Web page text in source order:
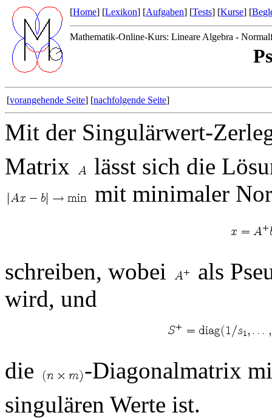
[Home] [Lexikon] [Aufgaben] [Tests] [Kurse] [
Mathematik-Online-Kurs: Lineare Algebra -
[vorangehende Seite] [nachfolgende Seite]
Mit der Singulärwert-
Matrix
lässt sich die
mit minimaler
schreiben, wobei
als
wird, und
die
-Diagonalmatrix
singulären Werte ist.